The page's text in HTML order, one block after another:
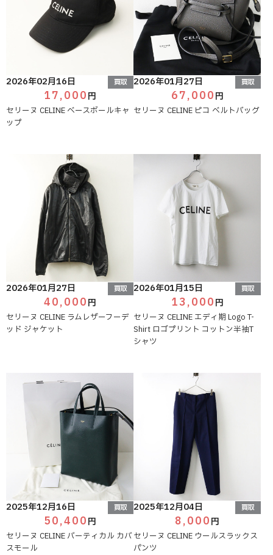
2026年02月16日 買取
17,000円
セリーヌ CELINE ベースボールキャ
ップ
2026年01月27日 買取
67,000円
セリーヌ CELINE ピコ ベルトバッグ
2026年01月27日 買取
40,000円
セリーヌ CELINE ラムレザーフーデ
ッド ジャケット
2026年01月15日 買取
13,000円
セリーヌ CELINE エディ期 Logo T-
Shirt ロゴプリント コットン半袖T
シャツ
2025年12月16日 買取
50,400円
セリーヌ CELINE バーティカル カバ
スモール
2025年12月04日 買取
8,000円
セリーヌ CELINE ウールスラックス
パンツ